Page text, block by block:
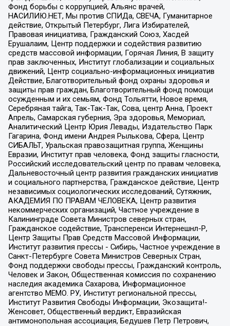
Фонд борьбы с коррупцией, Альянс врачей,
НАСИЛИЮ.НЕТ, Мы против СПИДа, СВЕЧА, Гуманитарное
действие, Открытый Петербург, Лига Избирателей,
Правовая инициатива, Гражданский Союз, Хасдей
Ерушалаим, Центр поддержки и содействия развитию
средств массовой информации, Горячая Линия, В защиту
прав заключенных, Институт глобализации и социальных
движений, Центр социально-информационных инициатив
Действие, Благотворительный фонд охраны здоровья и
защиты прав граждан, Благотворительный фонд помощи
осужденным и их семьям, Фонд Тольятти, Новое время,
Серебряная тайга, Так-Так-Так, Сова, центр Анна, Проект
Апрель, Самарская губерния, Эра здоровья, Мемориал,
Аналитический Центр Юрия Левады, Издательство Парк
Гагарина, Фонд имени Андрея Рылькова, Сфера, Центр
СИБАЛЬТ, Уральская правозащитная группа, Женщины
Евразии, Институт прав человека, Фонд защиты гласности,
Российский исследовательский центр по правам человека,
Дальневосточный центр развития гражданских инициатив
и социального партнерства, Гражданское действие, Центр
независимых социологических исследований, Сутяжник,
АКАДЕМИЯ ПО ПРАВАМ ЧЕЛОВЕКА, Центр развития
некоммерческих организаций, Частное учреждение в
Калининграде Совета Министров северных стран,
Гражданское содействие, Трансперенси Интернешнл-Р,
Центр Защиты Прав Средств Массовой Информации,
Институт развития прессы - Сибирь, Частное учреждение в
Санкт-Петербурге Совета Министров Северных Стран,
Фонд поддержки свободы прессы, Гражданский контроль,
Человек и Закон, Общественная комиссия по сохранению
наследия академика Сахарова, Информационное
агентство МЕМО. РУ, Институт региональной прессы,
Институт Развития Свободы Информации, Экозащита!-
Женсовет, Общественный вердикт, Евразийская
антимонопольная ассоциация, Бедушев Петр Петрович,